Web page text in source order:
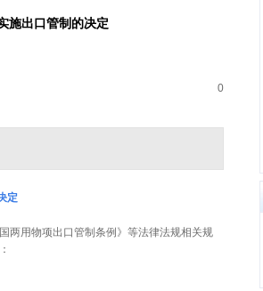
施出口管制的决定
0
定
两用物项出口管制条例》等法律法规相关规